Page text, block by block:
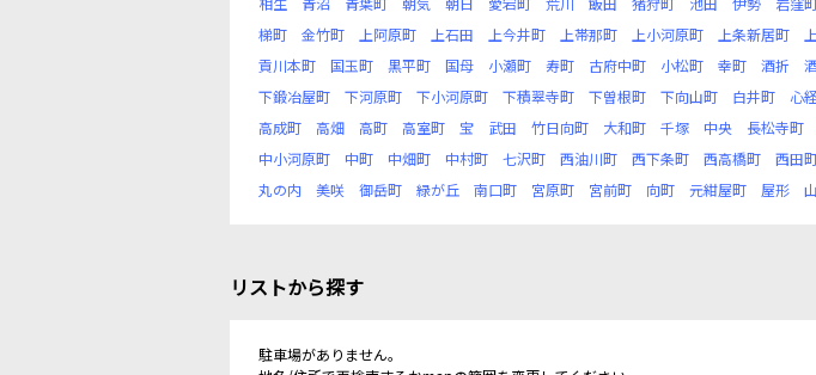
梯町
金竹町 上阿原町 上石田 上今井町 上帯那町 上小河原町 上条新居町
貢川本町
国玉町 黒平町 国母 小瀬町 寿町 古府中町 小松町 幸町 酒折
下鍛冶屋町
下河原町 下小河原町 下積翠寺町 下曽根町 下向山町 白井町 心
高成町
高畑 高町 高室町 宝 武田 竹日向町 大和町 千塚 中央 長松寺町
中小河原町
中町 中畑町 中村町 七沢町 西油川町 西下条町 西高橋町 西田
丸の内
美咲 御岳町 緑が丘 南口町 宮原町 宮前町 向町 元紺屋町 屋形
リストから探す
駐車場がありません。